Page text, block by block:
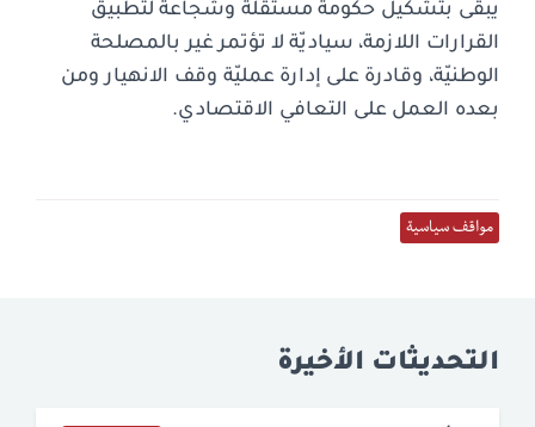
يبقى بتشكيل حكومة مستقلّة وشجاعة لتطبيق
القرارات اللازمة، سياديّة لا تؤتمر غير بالمصلحة
الوطنيّة، وقادرة على إدارة عمليّة وقف الانهيار ومن
بعده العمل على التعافي الاقتصادي.
مواقف سياسية
التحديثات الأخيرة